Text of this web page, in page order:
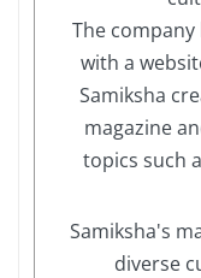
The
with a
Samiksha
magazine
topics such
Samiksha's
diverse